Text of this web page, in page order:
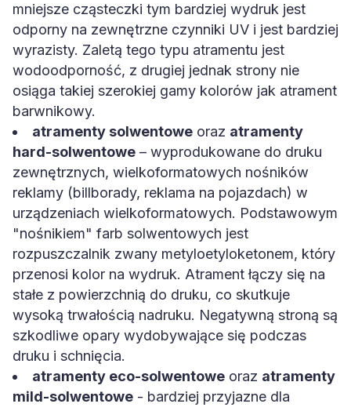
mniejsze cząsteczki tym bardziej wydruk jest
odporny na zewnętrzne czynniki UV i jest bardziej
wyrazisty. Zaletą tego typu atramentu jest
wodoodporność, z drugiej jednak strony nie
osiąga takiej szerokiej gamy kolorów jak atrament
barwnikowy.
atramenty solwentowe oraz atramenty
hard-solwentowe – wyprodukowane do druku
zewnętrznych, wielkoformatowych nośników
reklamy (billborady, reklama na pojazdach) w
urządzeniach wielkoformatowych. Podstawowym
"nośnikiem" farb solwentowych jest
rozpuszczalnik zwany metyloetyloketonem, który
przenosi kolor na wydruk. Atrament łączy się na
stałe z powierzchnią do druku, co skutkuje
wysoką trwałością nadruku. Negatywną stroną są
szkodliwe opary wydobywające się podczas
druku i schnięcia.
atramenty eco-solwentowe oraz atramenty
mild-solwentowe - bardziej przyjazne dla